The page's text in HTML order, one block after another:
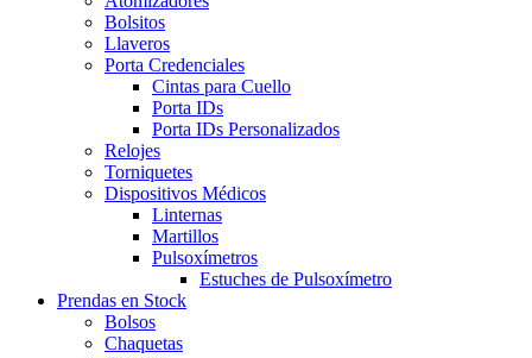
Bolsitos
Llaveros
Porta Credenciales
Cintas para Cuello
Porta IDs
Porta IDs Personalizados
Relojes
Torniquetes
Dispositivos Médicos
Linternas
Martillos
Pulsoxímetros
Estuches de Pulsoxímetro
Prendas en Stock
Bolsos
Chaquetas